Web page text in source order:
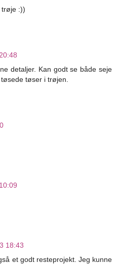
trøje :))
detaljer. Kan godt se både seje
tøser i trøjen.
18:43
et godt resteprojekt. Jeg kunne